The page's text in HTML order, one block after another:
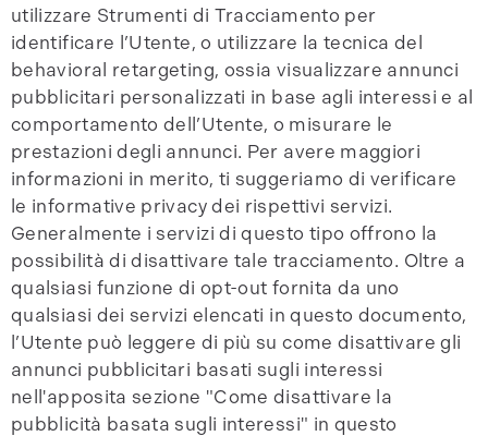
utilizzare Strumenti di Tracciamento per
identificare l’Utente, o utilizzare la tecnica del
behavioral retargeting, ossia visualizzare annunci
pubblicitari personalizzati in base agli interessi e al
comportamento dell’Utente, o misurare le
prestazioni degli annunci. Per avere maggiori
informazioni in merito, ti suggeriamo di verificare
le informative privacy dei rispettivi servizi.
Generalmente i servizi di questo tipo offrono la
possibilità di disattivare tale tracciamento. Oltre a
qualsiasi funzione di opt-out fornita da uno
qualsiasi dei servizi elencati in questo documento,
l’Utente può leggere di più su come disattivare gli
annunci pubblicitari basati sugli interessi
nell'apposita sezione "Come disattivare la
pubblicità basata sugli interessi" in questo